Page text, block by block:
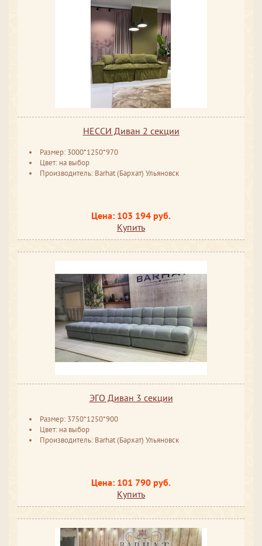
НЕССИ Диван 2 секции
Размер: 3000*1250*970
Цвет: на выбор
Производитель: Barhat (Бархат) Ульяновск
Цена: 103 194 руб.
Купить
ЭГО Диван 3 секции
Размер: 3750*1250*900
Цвет: на выбор
Производитель: Barhat (Бархат) Ульяновск
Цена: 101 790 руб.
Купить